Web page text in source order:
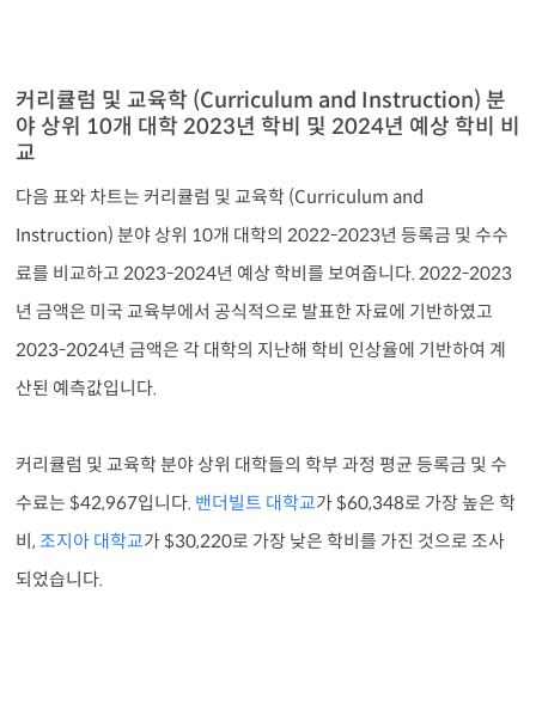
커리큘럼 및 교육학 (Curriculum and Instruction) 분
야 상위 10개 대학 2023년 학비 및 2024년 예상 학비 비
교
다음 표와 차트는 커리큘럼 및 교육학 (Curriculum and
Instruction) 분야 상위 10개 대학의 2022-2023년 등록금 및 수수
료를 비교하고 2023-2024년 예상 학비를 보여줍니다. 2022-2023
년 금액은 미국 교육부에서 공식적으로 발표한 자료에 기반하였고
2023-2024년 금액은 각 대학의 지난해 학비 인상율에 기반하여 계
산된 예측값입니다.
커리큘럼 및 교육학 분야 상위 대학들의 학부 과정 평균 등록금 및 수
수료는 $42,967입니다. 밴더빌트 대학교가 $60,348로 가장 높은 학
비, 조지아 대학교가 $30,220로 가장 낮은 학비를 가진 것으로 조사
되었습니다.